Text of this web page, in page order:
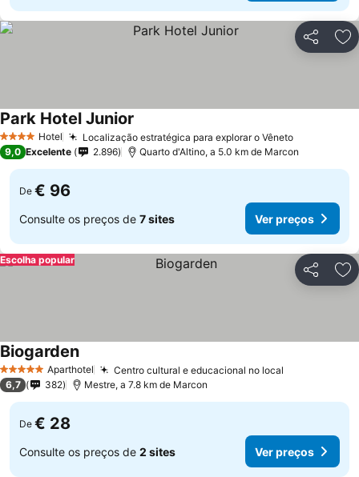
Partilhar
4 EstrelasHotel Localização estratégica para explorar o Vêneto
Park Hotel Junior
9,0 Excelente 2.896 Quarto d'Altino, a 5.0 km de Marcon
De € 96
Consulte os preços de 7 sites Ver preços
Partilhar
Escolha popular
5 Estrelas Aparthotel Centro cultural e educacional no local
Biogarden
6,7 382 Mestre, a 7.8 km de Marcon
De € 28
Consulte os preços de 2 sites Ver preços